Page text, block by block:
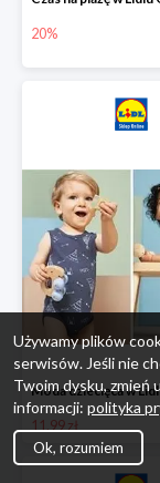
20%
11.99 zł
Używamy plików
serwisów. Jeśli nie
Twoim dysku, zmień
informacji: polityka
Ok, rozumiem